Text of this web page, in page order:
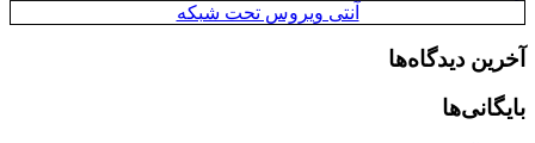
آنتی ویروس تحت شبکه
آخرین دیدگاه‌ها
بایگانی‌ها